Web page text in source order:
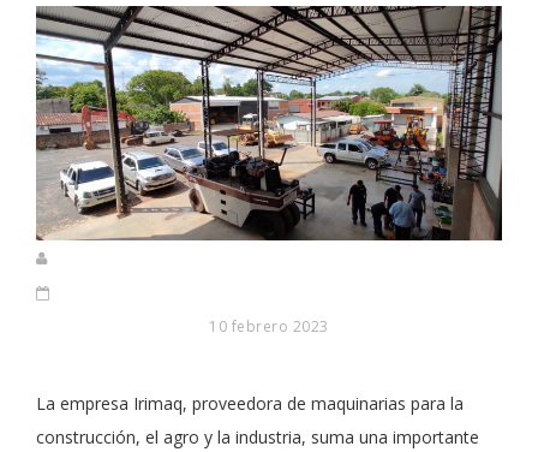
10 febrero 2023
La empresa Irimaq, proveedora de maquinarias para la
construcción, el agro y la industria, suma una importante